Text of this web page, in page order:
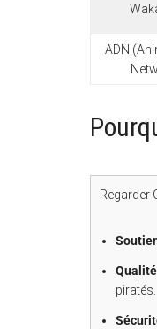
ADN
Regarder
piratés.